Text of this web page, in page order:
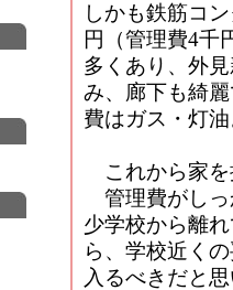
しかも鉄筋コ
円（管理費4千
多くあり、外
み、廊下も綺
費はガス・灯
これから家を
管理費がしっ
少学校から離
ら、学校近く
入るべきだと